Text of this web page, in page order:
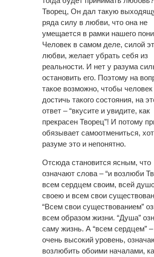
Творец, Он дал такую
ряда силу в любви, что она не
умещается в рамки нашего
Человек в самом деле, силой
любви, желает убрать себя из
реальности. И нет у разума
остановить его. Поэтому на
такое возможно, чтобы человек
достичь такого состояния, на
ответ – “вкусите и увидите, как
прекрасен Творец”! И потому
обязывает самоотмениться,
разуме это и непонятно.
Отсюда становится ясным, что
означают слова – “и возлюби
всем сердцем своим, всей
своею и всем свои
“Всем свои существованием”
всем образом жизни. “Душа”
саму жизнь. А “всем сердцем”
очень высокий уровень,
возлюбить обоими началами,